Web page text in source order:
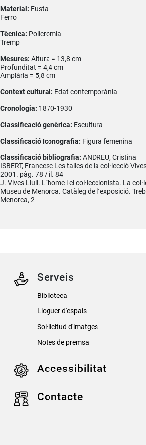
Material: Fusta
Ferro
Tècnica: Policromia
Tremp
Mesures: Altura = 13,8 cm
Profunditat = 4,4 cm
Amplària = 5,8 cm
Context cultural: Edat contemporània
Cronologia: 1870-1930
Classificació genèrica: Escultura
Classificació Iconografia: Figura femenina
Classificació bibliografia: ANDREU, Cristina
ISBERT, Francesc Les talles de la col·lecció
2001. pàg. 78 / il. 84
J. Vives Llull. L´home i el col·leccionista. La
Museu de Menorca. Catàleg de l´exposició.
Menorca, 2
Serveis
Biblioteca
Lloguer d'espais
Sol·licitud d'imatges
Notes de premsa
Accessibilitat
Contacte